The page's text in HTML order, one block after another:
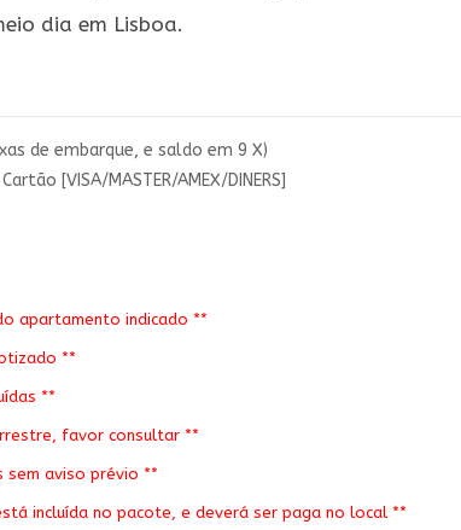
dia em Lisboa.
de embarque, e saldo em 9 X)
[VISA/MASTER/AMEX/DINERS]
apartamento indicado **
**
**
favor consultar **
sem aviso prévio **
incluída no pacote, e deverá ser paga no local **